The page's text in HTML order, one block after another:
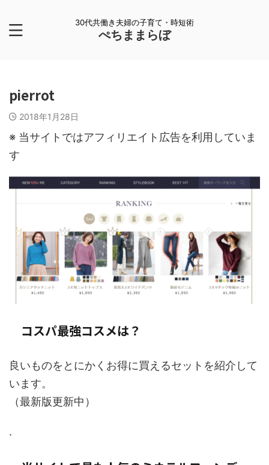
30代共働き夫婦の子育て・時短術
ぺちままらぼ
pierrot
2018年1月28日
※ 当サイトではアフィリエイト広告を利用していま
す
コスパ最強コスメは？
良いものをとにかくお得に買えるセットを紹介して
います。
（最新版更新中）
.